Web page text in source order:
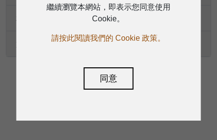
材質
繼續瀏覽本網站，即表示您同意使用
Cookie。
請按此閱讀我們的 Cookie 政策。
同意